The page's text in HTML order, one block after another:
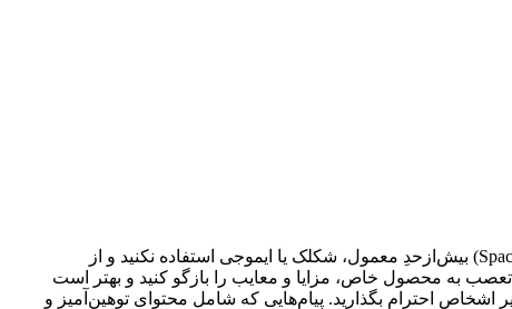
لطفا پیش از ارسال نظر، خلاصه قوانین زیر را مطالعه کنید: فارسی بنویسید و از کیبورد فارسی استفاده کنید. بهتر است از فضای خالی (Space) بیش‌از‌حدِ معمول، شکلک یا ایموجی استفاده نکنید و از
به محصول خاص، مزایا و معایب را بازگو کنید و بهتر است
احترام بگذارید. پیام‌هایی که شامل محتوای توهین‌آمیز و